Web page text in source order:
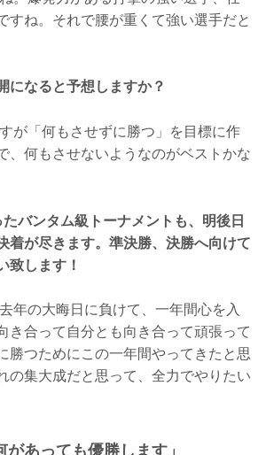
すね。それで腰が重くて強い選手だと
なると予想しますか？
が「何もさせずに勝つ」を目標に作
、何もさせないようなのがベストかな
バンタム級トーナメントも、明後日
着が尽きます。準決勝、決勝へ向けて
致します！
年の大晦日に負けて、一年間心を入
き合って自分とも向き合って頑張って
勝つためにこの一年間やってきたと思
の集大成だと思って、全力でやりたい
あっても優勝します」